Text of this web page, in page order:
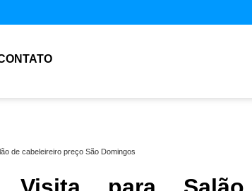
de cabeleireiro preço São Domingos